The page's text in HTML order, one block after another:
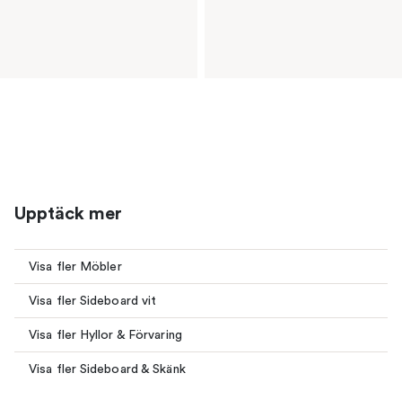
Upptäck mer
Visa fler Möbler
Visa fler Sideboard vit
Visa fler Hyllor & Förvaring
Visa fler Sideboard & Skänk